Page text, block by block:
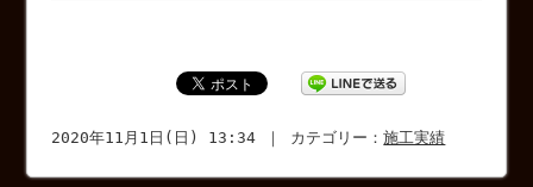
2020年11月1日(日) 13:34 ｜ カテゴリー：施工実績